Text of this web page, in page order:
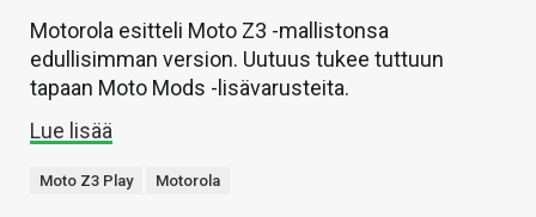
Motorola esitteli Moto Z3 -mallistonsa
edullisimman version. Uutuus tukee tuttuun
tapaan Moto Mods -lisävarusteita.
Lue lisää
Moto Z3 Play Motorola